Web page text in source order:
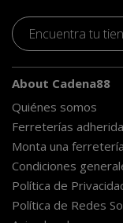
Encuentra tu
About Cadena88
Quiénes somos
Ferreterías
Monta una ferretería
Condiciones
Política de
Política de Redes